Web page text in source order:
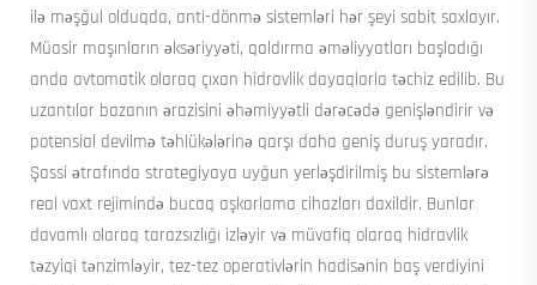
ilə məşğul olduqda, anti-dönmə sistemləri hər şeyi sabit saxlayır.
Müasir maşınların əksəriyyəti, qaldırma əməliyyatları başladığı
anda avtomatik olaraq çıxan hidravlik dayaqlarla təchiz edilib. Bu
uzantılar bazanın ərazisini əhəmiyyətli dərəcədə genişləndirir və
potensial devilmə təhlükələrinə qarşı daha geniş duruş yaradır.
Şassi ətrafında strategiyaya uyğun yerləşdirilmiş bu sistemlərə
real vaxt rejimində bucaq aşkarlama cihazları daxildir. Bunlar
davamlı olaraq tarazsızlığı izləyir və müvafiq olaraq hidravlik
təzyiqi tənzimləyir, tez-tez operativlərin hadisənin baş verdiyini